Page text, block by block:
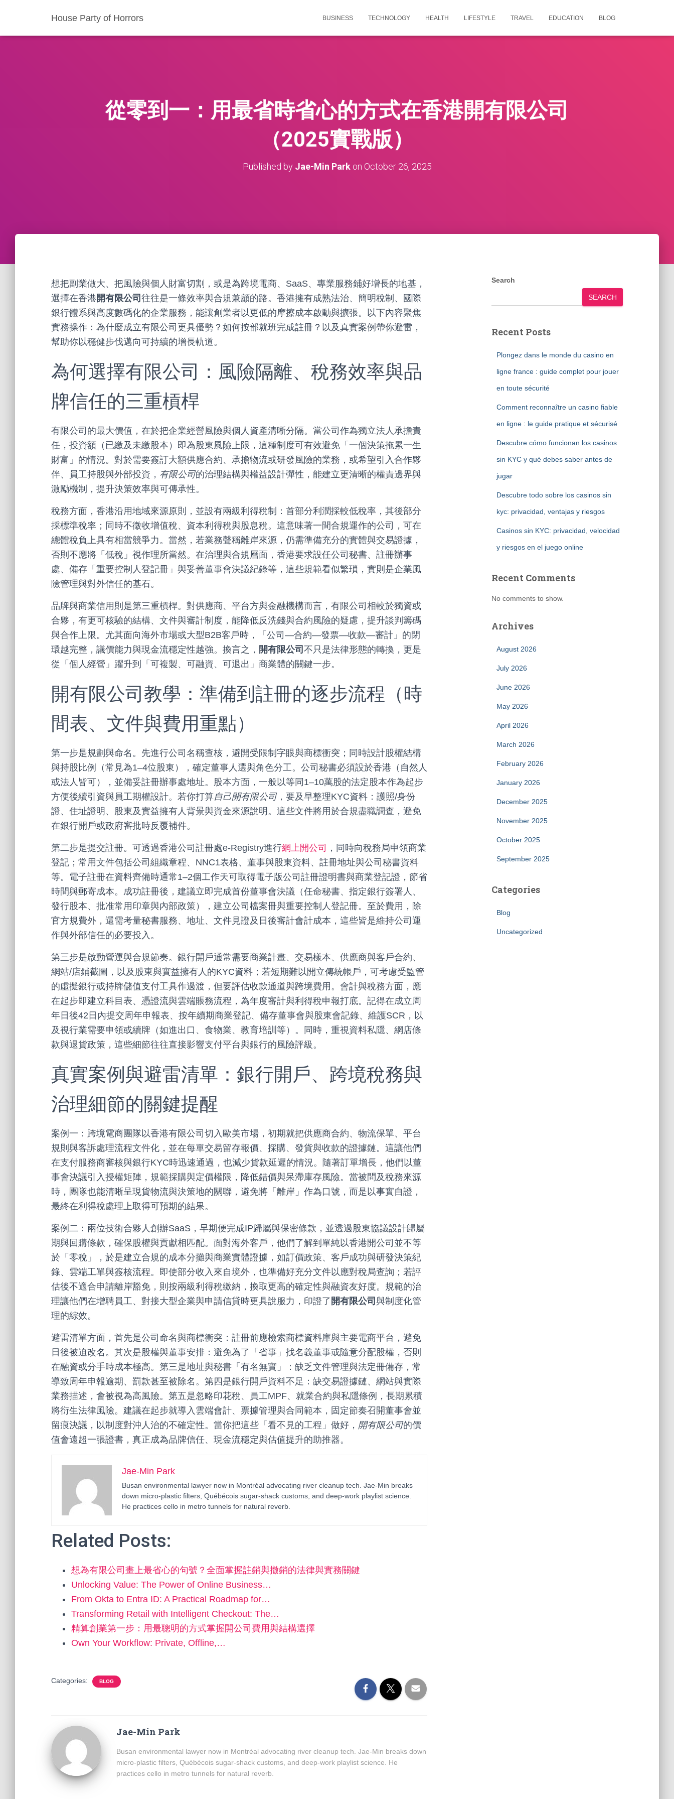
House Party of Horrors BUSINESS TECHNOLOGY HEALTH LIFESTYLE TRAVEL EDUCATION BLOG
從零到一：用最省時省心的方式在香港開有限公司
（2025實戰版）
Published by Jae-Min Parkon October 26, 2025
想把副業做大、把風險與個人財富切割，或是為跨境電商、SaaS、專業服務鋪好增長的地基，
選擇在香港 開有限公司 往往是一條效率與合規兼顧的路。香港擁有成熟法治、簡明稅制、國際
銀行體系與高度數碼化的企業服務，能讓創業者以更低的摩擦成本啟動與擴張。以下內容聚焦
實務操作：為什麼成立有限公司更具優勢？如何按部就班完成註冊？以及真實案例帶你避雷，
幫助你以穩健步伐邁向可持續的增長軌道。
為何選擇有限公司：風險隔離、稅務效率與品
牌信任的三重槓桿
有限公司的最大價值，在於把企業經營風險與個人資產清晰分隔。當公司作為獨立法人承擔責
任，投資額（已繳及未繳股本）即為股東風險上限，這種制度可有效避免「一個決策拖累一生
財富」的情況。對於需要簽訂大額供應合約、承擔物流或研發風險的業務，或希望引入合作夥
伴、員工持股與外部投資， 有限公司的治理結構與權益設計彈性，能建立更清晰的權責邊界與
激勵機制，提升決策效率與可傳承性。
稅務方面，香港沿用地域來源原則，並設有兩級利得稅制：首部分利潤採較低稅率，其後部分
採標準稅率；同時不徵收增值稅、資本利得稅與股息稅。這意味著一間合規運作的公司，可在
總體稅負上具有相當競爭力。當然，若業務聲稱離岸來源，仍需準備充分的實體與交易證據，
否則不應將「低稅」視作理所當然。在治理與合規層面，香港要求設任公司秘書、註冊辦事
處、備存「重要控制人登記冊」與妥善董事會決議紀錄等，這些規範看似繁瑣，實則是企業風
險管理與對外信任的基石。
品牌與商業信用則是第三重槓桿。對供應商、平台方與金融機構而言，有限公司相較於獨資或
合夥，有更可核驗的結構、文件與審計制度，能降低反洗錢與合約風險的疑慮，提升談判籌碼
與合作上限。尤其面向海外市場或大型B2B客戶時，「公司—合約—發票—收款—審計」的閉
環越完整，議價能力與現金流穩定性越強。換言之， 開有限公司 不只是法律形態的轉換，更是
從「個人經營」躍升到「可複製、可融資、可退出」商業體的關鍵一步。
開有限公司教學：準備到註冊的逐步流程（時
間表、文件與費用重點）
第一步是規劃與命名。先進行公司名稱查核，避開受限制字眼與商標衝突；同時設計股權結構
與持股比例（常見為1–4位股東），確定董事人選與角色分工。公司秘書必須設於香港（自然人
或法人皆可），並備妥註冊辦事處地址。股本方面，一般以等同1–10萬股的法定股本作為起步
方便後續引資與員工期權設計。若你打算自己開有限公司 ，要及早整理KYC資料：護照/身份
證、住址證明、股東及實益擁有人背景與資金來源說明。這些文件將用於合規盡職調查，避免
在銀行開戶或政府審批時反覆補件。
第二步是提交註冊。可透過香港公司註冊處e-Registry進行網上開公司
，同時向稅務局申領商業
登記；常用文件包括公司組織章程、NNC1表格、董事與股東資料、註冊地址與公司秘書資料
等。電子註冊在資料齊備時通常1–2個工作天可取得電子版公司註冊證明書與商業登記證，節省
時間與郵寄成本。成功註冊後，建議立即完成首份董事會決議（任命秘書、指定銀行簽署人、
發行股本、批准常用印章與內部政策），建立公司檔案冊與重要控制人登記冊。至於費用，除
官方規費外，還需考量秘書服務、地址、文件見證及日後審計會計成本，這些皆是維持公司運
作與外部信任的必要投入。
第三步是啟動營運與合規節奏。銀行開戶通常需要商業計畫、交易樣本、供應商與客戶合約、
網站/店鋪截圖，以及股東與實益擁有人的KYC資料；若短期難以開立傳統帳戶，可考慮受監管
的虛擬銀行或持牌儲值支付工具作過渡，但要評估收款通道與跨境費用。會計與稅務方面，應
在起步即建立科目表、憑證流與雲端賬務流程，為年度審計與利得稅申報打底。記得在成立周
年日後42日內提交周年申報表、按年續期商業登記、備存董事會與股東會記錄、維護SCR，以
及視行業需要申領或續牌（如進出口、食物業、教育培訓等）。同時，重視資料私隱、網店條
款與退貨政策，這些細節往往直接影響支付平台與銀行的風險評級。
真實案例與避雷清單：銀行開戶、跨境稅務與
治理細節的關鍵提醒
案例一：跨境電商團隊以香港有限公司切入歐美市場，初期就把供應商合約、物流保單、平台
規則與客訴處理流程文件化，並在每單交易留存報價、採購、發貨與收款的證據鏈。這讓他們
在支付服務商審核與銀行KYC時迅速通過，也減少貨款延遲的情況。隨著訂單增長，他們以董
事會決議引入授權矩陣，規範採購與定價權限，降低錯價與呆滯庫存風險。當被問及稅務來源
時，團隊也能清晰呈現貨物流與決策地的關聯，避免將「離岸」作為口號，而是以事實自證，
最終在利得稅處理上取得可預期的結果。
案例二：兩位技術合夥人創辦SaaS，早期便完成IP歸屬與保密條款，並透過股東協議設計歸屬
期與回購條款，確保股權與貢獻相匹配。面對海外客戶，他們了解到單純以香港開公司並不等
於「零稅」，於是建立合規的成本分攤與商業實體證據，如訂價政策、客戶成功與研發決策紀
錄、雲端工單與簽核流程。即使部分收入來自境外，也準備好充分文件以應對稅局查詢；若評
估後不適合申請離岸豁免，則按兩級利得稅繳納，換取更高的確定性與融資友好度。規範的治
理讓他們在增聘員工、對接大型企業與申請信貸時更具說服力，印證了 開有限公司 與制度化管
理的綜效。
避雷清單方面，首先是公司命名與商標衝突：註冊前應檢索商標資料庫與主要電商平台，避免
日後被迫改名。其次是股權與董事安排：避免為了「省事」找名義董事或隨意分配股權，否則
在融資或分手時成本極高。第三是地址與秘書「有名無實」：缺乏文件管理與法定冊備存，常
導致周年申報逾期、罰款甚至被除名。第四是銀行開戶資料不足：缺交易證據鏈、網站與實際
業務描述，會被視為高風險。第五是忽略印花稅、員工MPF、就業合約與私隱條例，長期累積
將衍生法律風險。建議在起步就導入雲端會計、票據管理與合同範本，固定節奏召開董事會並
留痕決議，以制度對沖人治的不確定性。當你把這些「看不見的工程」做好， 開有限公司的價
值會遠超一張證書，真正成為品牌信任、現金流穩定與估值提升的助推器。
Jae-Min Park
Busan environmental lawyer now in Montréal advocating river cleanup tech. Jae-Min breaks
down micro-plastic filters, Québécois sugar-shack customs, and deep-work playlist science.
He practices cello in metro tunnels for natural reverb.
Related Posts:
想為有限公司畫上最省心的句號？全面掌握註銷與撤銷的法律與實務關鍵
Unlocking Value: The Power of Online Business…
From Okta to Entra ID: A Practical Roadmap for…
Transforming Retail with Intelligent Checkout: The…
精算創業第一步：用最聰明的方式掌握開公司費用與結構選擇
Own Your Workflow: Private, Offline,…
Categories: BLOG
Jae-Min Park
Busan environmental lawyer now in Montréal advocating river cleanup tech. Jae-Min breaks down
micro-plastic filters, Québécois sugar-shack customs, and deep-work playlist science. He
practices cello in metro tunnels for natural reverb.
Search
SEARCH
Recent Posts
Plongez dans le monde du casino en
ligne france : guide complet pour jouer
en toute sécurité
Comment reconnaître un casino fiable
en ligne : le guide pratique et sécurisé
Descubre cómo funcionan los casinos
sin KYC y qué debes saber antes de
jugar
Descubre todo sobre los casinos sin
kyc: privacidad, ventajas y riesgos
Casinos sin KYC: privacidad, velocidad
y riesgos en el juego online
Recent Comments
No comments to show.
Archives
August 2026
July 2026
June 2026
May 2026
April 2026
March 2026
February 2026
January 2026
December 2025
November 2025
October 2025
September 2025
Categories
Blog
Uncategorized